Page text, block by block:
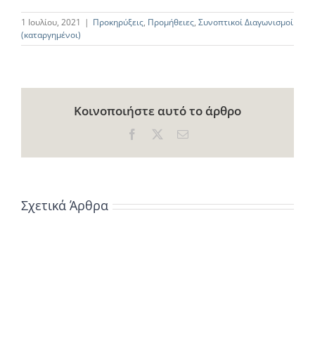
1 Ιουλίου, 2021 | Προκηρύξεις, Προμήθειες, Συνοπτικοί Διαγωνισμοί
(καταργημένοι)
Κοινοποιήστε αυτό το άρθρο
Facebook Email
Σχετικά Άρθρα